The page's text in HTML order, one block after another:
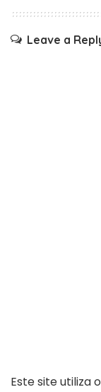
Leave a
Este site utiliza